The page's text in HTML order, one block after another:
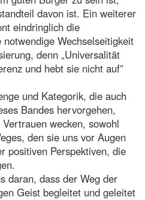
davon ist. Ein weiterer
eindringlich die
Wechselseitigkeit
denn „Universalität
und hebt sie nicht auf”
und Kategorik, die auch
Bandes hervorgehen,
wecken, sowohl
den sie uns vor Augen
positiven Perspektiven, die
daran, dass der Weg der
Geist begleitet und geleitet